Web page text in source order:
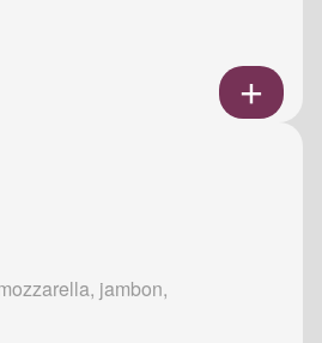
jambon,